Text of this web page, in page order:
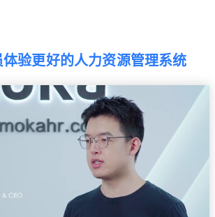
验更好的人力资源管理系统